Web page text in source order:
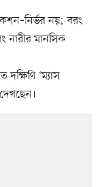
নয়; বরং
নারীর মানসিক
‘ম্যাস